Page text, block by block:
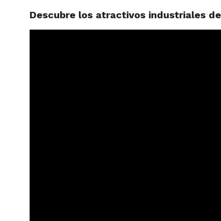
Descubre los atractivos industriales